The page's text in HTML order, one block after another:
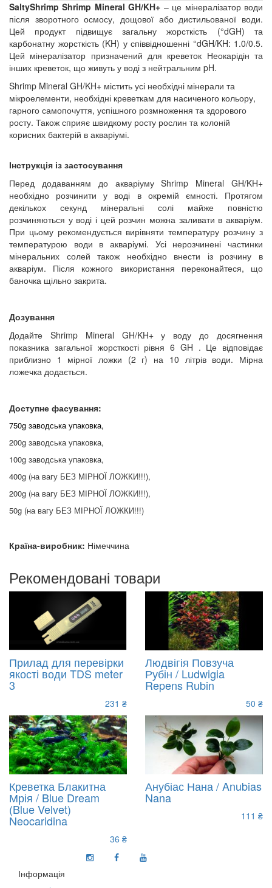
SaltyShrimp Shrimp Mineral GH/KH+ – це мінералізатор води
після зворотного осмосу, дощової або дистильованої води.
Цей продукт підвищує загальну жорсткість (°dGH) та
карбонатну жорсткість (KH) у співвідношенні °dGH/KH: 1.0/0.5.
Цей мінералізатор призначений для креветок Неокарідін та
інших креветок, що живуть у воді з нейтральним pH.
Shrimp Mineral GH/KH+ містить усі необхідні мінерали та
мікроелементи, необхідні креветкам для насиченого кольору,
гарного самопочуття, успішного розмноження та здорового
росту. Також сприяє швидкому росту рослин та колоній
корисних бактерій в акваріумі.
Інструкція із застосування
Перед додаванням до акваріуму Shrimp Mineral GH/KH+
необхідно розчинити у воді в окремій ємності. Протягом
декількох секунд мінеральні солі майже повністю
розчиняються у воді і цей розчин можна заливати в акваріум.
При цьому рекомендується вирівняти температуру розчину з
температурою води в акваріумі. Усі нерозчинені частинки
мінеральних солей також необхідно внести із розчину в
акваріум. Після кожного використання переконайтеся, що
баночка щільно закрита.
Дозування
Додайте Shrimp Mineral GH/KH+ у воду до досягнення
показника загальної жорсткості рівня 6 GH . Це відповідає
приблизно 1 мірної ложки (2 г) на 10 літрів води. Мірна
ложечка додається.
Доступне фасування:
750g заводська упаковка,
200g заводська упаковка,
100g заводська упаковка,
400g (на вагу БЕЗ МІРНОЇ ЛОЖКИ!!!),
200g (на вагу БЕЗ МІРНОЇ ЛОЖКИ!!!),
50g (на вагу БЕЗ МІРНОЇ ЛОЖКИ!!!)
Країна-виробник: Німеччина
Рекомендовані товари
Прилад для перевірки
якості води TDS meter
3
231 ₴
Людвігія Повзуча
Рубін / Ludwigia
Repens Rubin
50 ₴
Креветка Блакитна
Мрія / Blue Dream
(Blue Velvet)
Neocaridina
36 ₴
Анубіас Нана / Anubias
Nana
111 ₴
Інформація